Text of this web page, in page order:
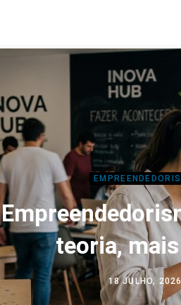
teoria,
18 JULHO, 2026